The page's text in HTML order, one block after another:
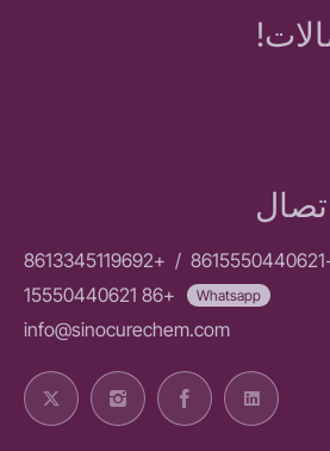
/
+8613345119692
Whatsapp
+86 15550440621
info@sinocurechem.com